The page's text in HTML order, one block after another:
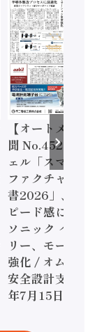
【オートメーシ
聞 No.452】ロ
ェル「スマート
ファクチャリン
書2026」、日
ピード感に課題
ソニック インダ
リー、モーショ
強化 / オムロン
安全設計支援（
年7月15日発行